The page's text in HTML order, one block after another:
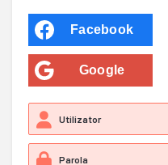
Facebook
Google